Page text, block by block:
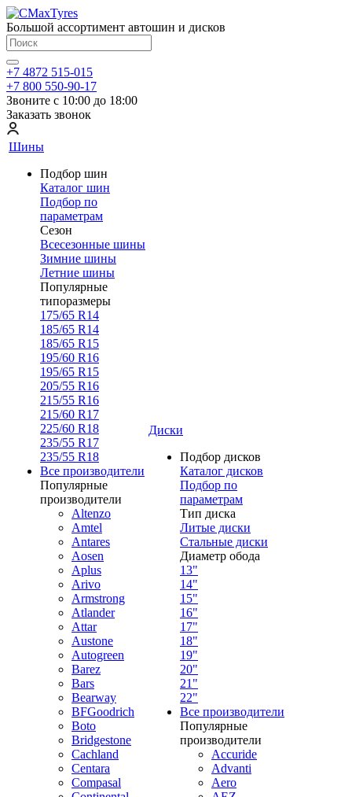
Большой ассортимент автошин и дисков
+7 4872 515-015
+7 800 550-90-17
Звоните с 10:00 до 18:00
Заказать звонок
Шины
Подбор шин
Каталог шин
Подбор по
параметрам
Сезон
Всесезонные шины
Зимние шины
Летние шины
Популярные
типоразмеры
175/65 R14
185/65 R14
185/65 R15
195/60 R16
195/65 R15
205/55 R16
215/55 R16
215/60 R17
225/60 R18
235/55 R17
235/55 R18
Все производители
Популярные
производители
Altenzo
Amtel
Antares
Aosen
Aplus
Arivo
Armstrong
Atlander
Attar
Austone
Autogreen
Barez
Bars
Bearway
BFGoodrich
Boto
Bridgestone
Cachland
Centara
Compasal
Диски
Подбор дисков
Каталог дисков
Подбор по
параметрам
Тип диска
Литые диски
Стальные диски
Диаметр обода
13"
14"
15"
16"
17"
18"
19"
20"
21"
22"
Все производители
Популярные
производители
Accuride
Advanti
Aero